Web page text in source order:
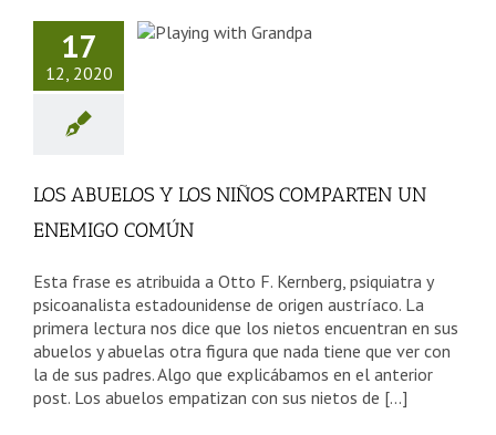
17
12, 2020
LOS ABUELOS Y LOS NIÑOS COMPARTEN UN
ENEMIGO COMÚN
Esta frase es atribuida a Otto F. Kernberg, psiquiatra y
psicoanalista estadounidense de origen austríaco. La
primera lectura nos dice que los nietos encuentran en sus
abuelos y abuelas otra figura que nada tiene que ver con
la de sus padres. Algo que explicábamos en el anterior
post. Los abuelos empatizan con sus nietos de [...]